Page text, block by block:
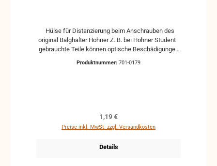
original Balghalter Hohner Z. B. bei Hohner Student
gebrauchte Teile können optische Beschädigungen
haben, leichte Verformungen, Dellen oder Kratzer
Produktnummer: 701-0179
Regulärer Preis:
1,19 €
Preise inkl. MwSt. zzgl. Versandkosten
Details